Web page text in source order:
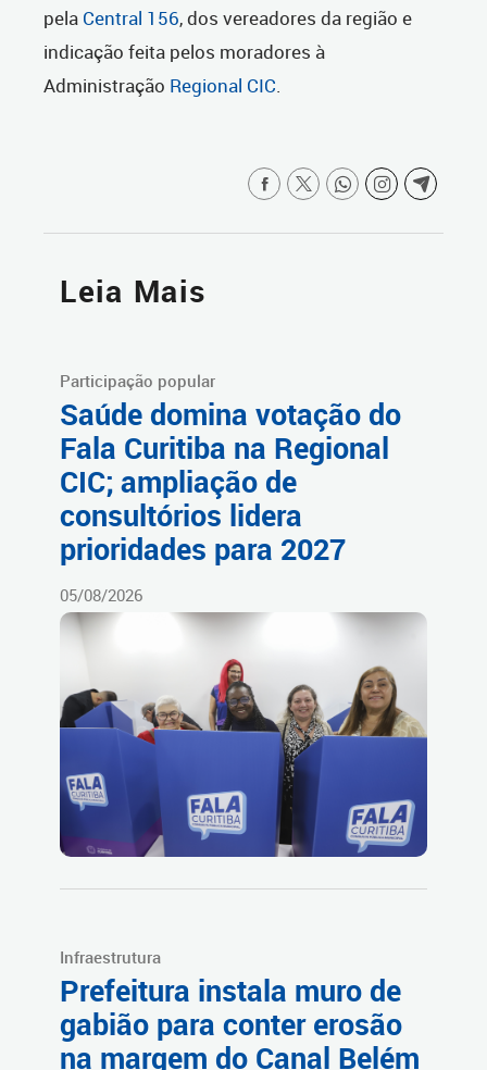
pela Central 156, dos vereadores da região e
indicação feita pelos moradores à
Administração Regional CIC.
Leia Mais
Participação popular
Saúde domina votação do
Fala Curitiba na Regional
CIC; ampliação de
consultórios lidera
prioridades para 2027
05/08/2026
Infraestrutura
Prefeitura instala muro de
gabião para conter erosão
na margem do Canal Belém